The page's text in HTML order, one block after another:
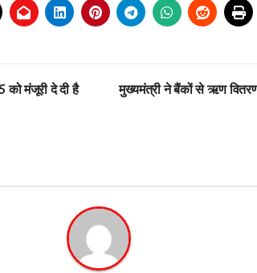
को मंजूरी दे दी है
मुख्यमंत्री ने बैंकों से ऋण वितरण